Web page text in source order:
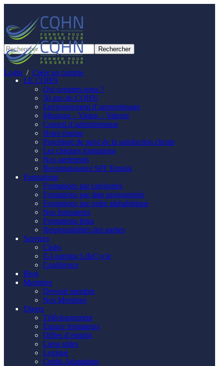
Login / Créer un compte
LE CQHN
Qui sommes-nous ?
50 ans du CQHN
Environnement d’apprentissage
Missions – Vision – Valeurs
Conseil d’administration
Notre équipe
Procédure de suivi de la satisfaction clients
Les chèques formations
Nos agréments
Reconnaissance SPF Emploi
Formations
Formations par catégories
Formations par date programmée
Formations par ordre alphabétique
Nos formateurs
Formations Intra
Responsabilités des parties
Services
Clubs
E-Learning LifeCycle
Conférence
Blog
Membres
Devenir membre
Nos Membres
Divers
Téléchargement
Espace formateurs
Offres d’emploi
Liens utiles
Lexique
Crédit-Adaptation
Panneau de gestion des cookies